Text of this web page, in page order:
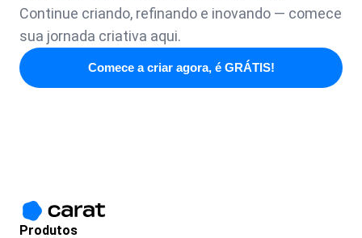
Continue criando, refinando e inovando — comece
sua jornada criativa aqui.
Comece a criar agora, é GRÁTIS!
Produtos